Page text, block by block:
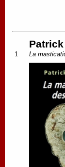
1 La